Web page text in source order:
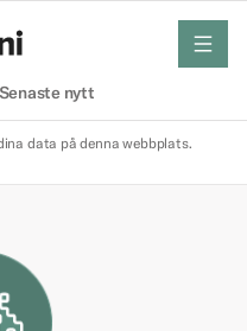
Senaste nytt
meny
data på denna webbplats.